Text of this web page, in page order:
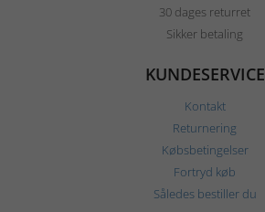
30 dages returret
Sikker betaling
KUNDESERVICE
Kontakt
Returnering
Købsbetingelser
Fortryd køb
Således bestiller du